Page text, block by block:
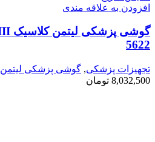
افزودن به علاقه مندی
5622
تجهیزات پزشکی, گوشی پزشکی لیتمن
8,032,500 تومان